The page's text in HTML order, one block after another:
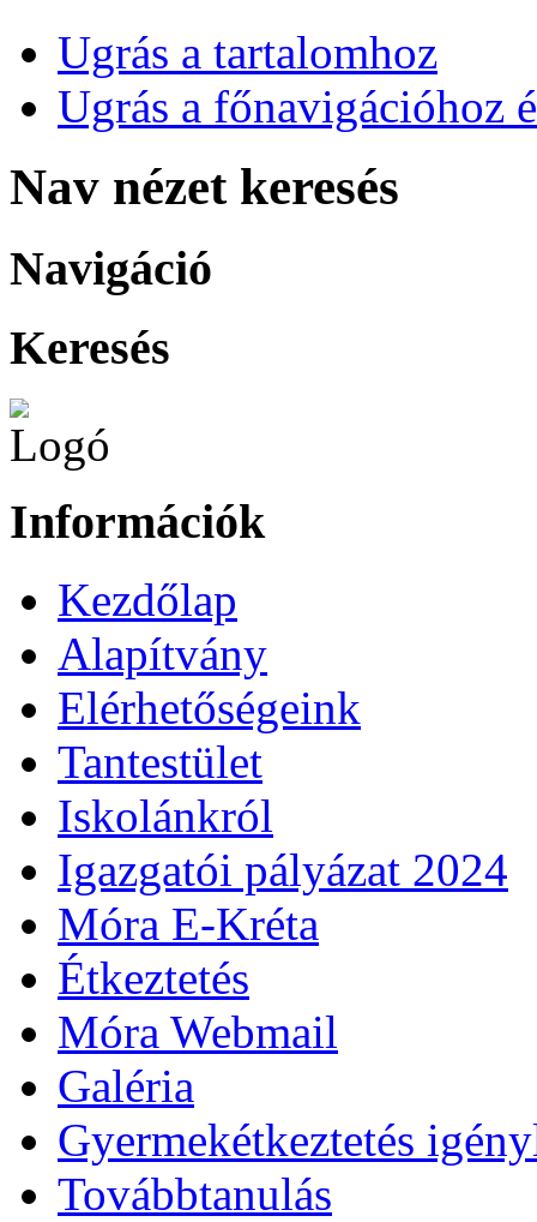
Ugrás a tartalomhoz
Ugrás a főnavigációhoz
Nav nézet keresés
Navigáció
Keresés
Információk
Kezdőlap
Alapítvány
Elérhetőségeink
Tantestület
Iskolánkról
Igazgatói pályázat 2024
Móra E-Kréta
Étkeztetés
Móra Webmail
Galéria
Gyermekétkeztetés
Továbbtanulás